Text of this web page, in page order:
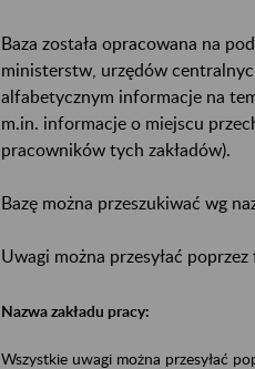
Baza została opracowana na
ministerstw, urzędów
alfabetycznym informacje na
m.in. informacje o miejscu
pracowników tych zakładów).
Bazę można przeszukiwać wg
Uwagi można przesyłać
Nazwa zakładu pracy:
Wszystkie uwagi można przesyłać